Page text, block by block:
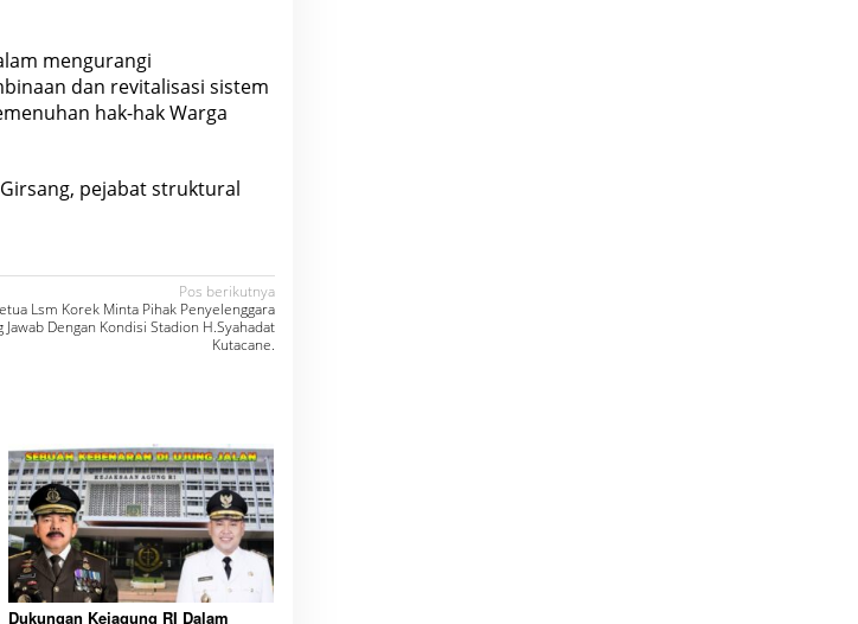
mengurangi
dan revitalisasi sistem
hak-hak Warga
pejabat struktural
Pos berikutnya
Lsm Korek Minta Pihak Penyelenggara
Jawab Dengan Kondisi Stadion H.Syahadat
Kutacane.
Dukungan Kejagung RI Dalam